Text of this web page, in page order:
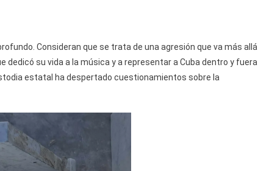
Consideran que se trata de una agresión que va más allá
su vida a la música y a representar a Cuba dentro y fuera
estatal ha despertado cuestionamientos sobre la